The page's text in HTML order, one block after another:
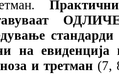
стандарди
на евиденција
и третман (7,